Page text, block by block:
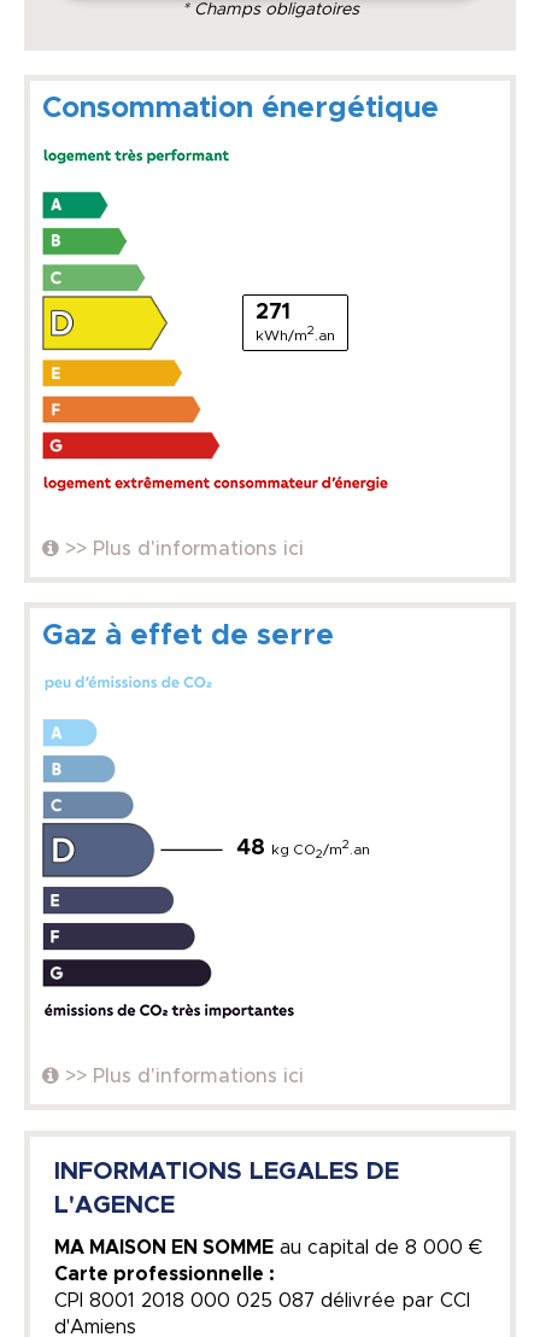
* Champs obligatoires
Consommation énergétique
271
kWh/m2 .an
>> Plus d'informations ici
Gaz à effet de serre
48 kg CO2/m2 .an
>> Plus d'informations ici
INFORMATIONS LEGALES DE
L'AGENCE
MA MAISON EN SOMME au capital de 8 000 €
Carte professionnelle :
CPI 8001 2018 000 025 087 délivrée par CCI
d'Amiens